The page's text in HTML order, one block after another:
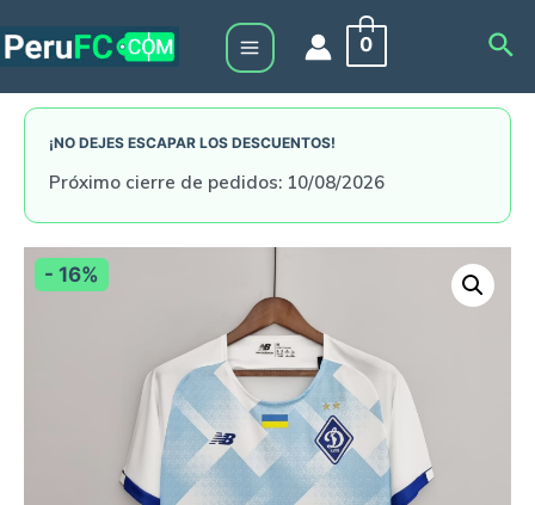
to
Main
Menu
0
¡NO DEJES ESCAPAR LOS DESCUENTOS!
Próximo cierre de pedidos: 10/08/2026
- 16%